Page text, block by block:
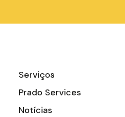
Serviços
Prado Services
Notícias